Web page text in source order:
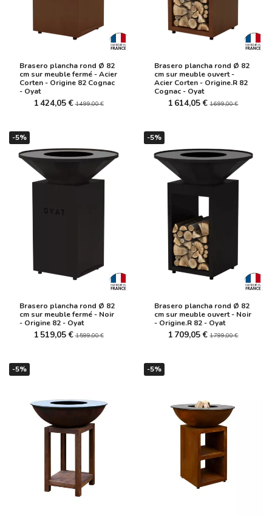
Brasero plancha rond Ø 82
cm sur meuble fermé - Acier
Corten - Origine 82 Cognac
- Oyat
1 424,05 € 1 499,00 €
Brasero plancha rond Ø 82
cm sur meuble ouvert -
Acier Corten - Origine.R 82
Cognac - Oyat
1 614,05 € 1 699,00 €
-5%
Brasero plancha rond Ø 82
cm sur meuble fermé - Noir
- Origine 82 - Oyat
1 519,05 € 1 599,00 €
-5%
Brasero plancha rond Ø 82
cm sur meuble ouvert - Noir
- Origine.R 82 - Oyat
1 709,05 € 1 799,00 €
-5% -5%